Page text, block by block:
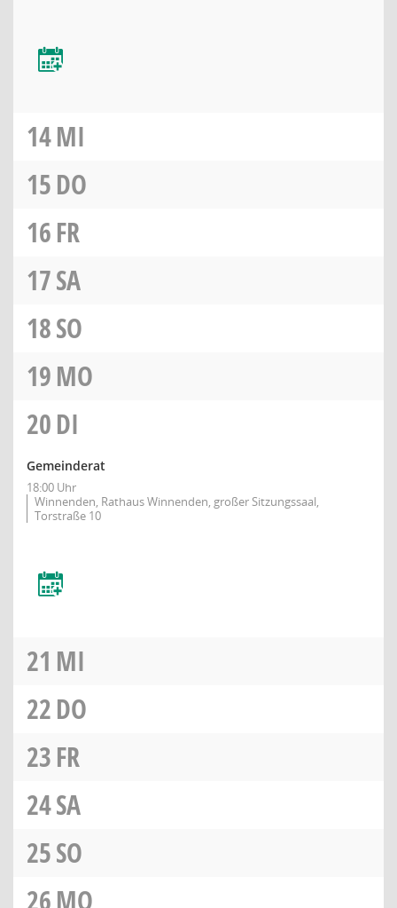
14MI
15DO
16FR
17SA
18SO
19MO
20DI
Gemeinderat
18:00 Uhr
Winnenden, Rathaus Winnenden, großer Sitzungssaal,
Torstraße 10
21 MI
22DO
23FR
24SA
25SO
26MO